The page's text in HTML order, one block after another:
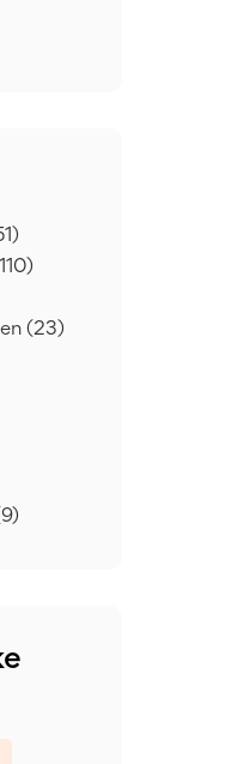
(23)